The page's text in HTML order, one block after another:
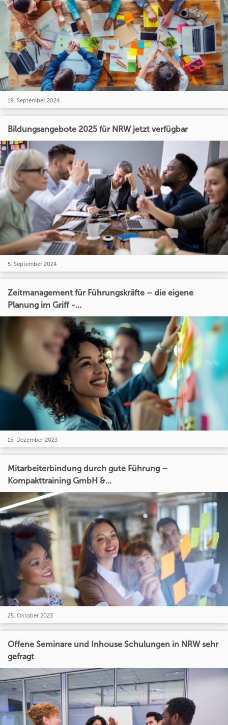
19. September 2024
Bildungsangebote 2025 für NRW jetzt verfügbar
5. September 2024
Zeitmanagement für Führungskräfte – die eigene
Planung im Griff -...
15. Dezember 2023
Mitarbeiterbindung durch gute Führung –
Kompakttraining GmbH &...
25. Oktober 2023
Offene Seminare und Inhouse Schulungen in NRW sehr
gefragt